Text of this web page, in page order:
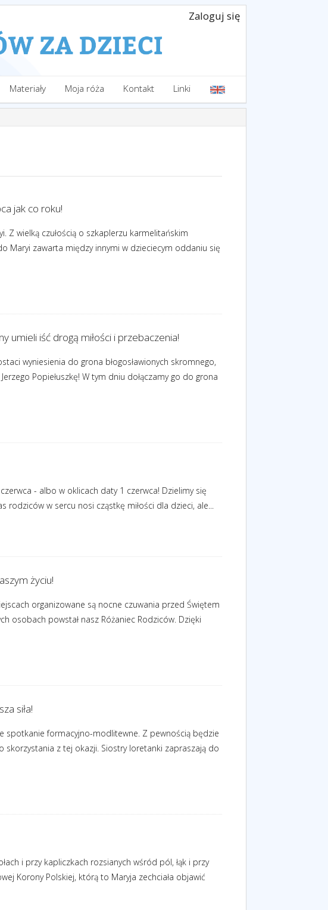
Zaloguj się
Materiały Moja róża Kontakt Linki
jak co roku!
Z wielką czułością o szkaplerzu karmelitańskim
Maryi zawarta między innymi w dzieciecym oddaniu się
umieli iść drogą miłości i przebaczenia!
wyniesienia do grona błogosławionych skromnego,
Popiełuszkę! W tym dniu dołączamy go do grona
- albo w oklicach daty 1 czerwca! Dzielimy się
w sercu nosi cząstkę miłości dla dzieci, ale...
życiu!
organizowane są nocne czuwania przed Świętem
osobach powstał nasz Różaniec Rodziców. Dzięki
siła!
spotkanie formacyjno-modlitewne. Z pewnością będzie
skorzystania z tej okazji. Siostry loretanki zapraszają do
i przy kapliczkach rozsianych wśród pól, łąk i przy
Korony Polskiej, którą to Maryja zechciała objawić